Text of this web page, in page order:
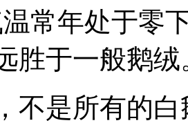
常年处于零
胜于一般鹅绒
不是所有的